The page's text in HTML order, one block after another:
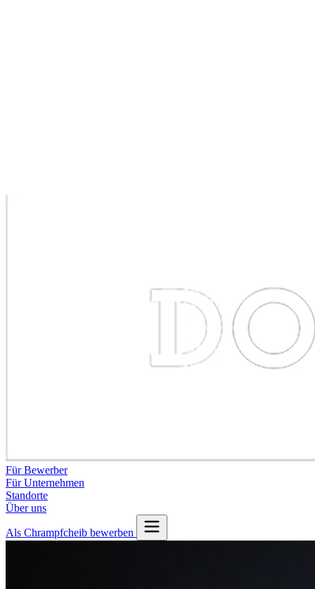
Für Bewerber
Für Unternehmen
Standorte
Über uns
Als Chrampfcheib bewerben